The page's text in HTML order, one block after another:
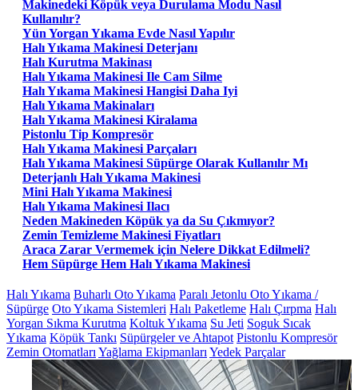
Makinedeki Köpük veya Durulama Modu Nasıl
Kullanılır?
Yün Yorgan Yıkama Evde Nasıl Yapılır
Halı Yıkama Makinesi Deterjanı
Halı Kurutma Makinası
Halı Yıkama Makinesi Ile Cam Silme
Halı Yıkama Makinesi Hangisi Daha Iyi
Halı Yıkama Makinaları
Halı Yıkama Makinesi Kiralama
Pistonlu Tip Kompresör
Halı Yıkama Makinesi Parçaları
Halı Yıkama Makinesi Süpürge Olarak Kullanılır Mı
Deterjanlı Halı Yıkama Makinesi
Mini Halı Yıkama Makinesi
Halı Yıkama Makinesi Ilacı
Neden Makineden Köpük ya da Su Çıkmıyor?
Zemin Temizleme Makinesi Fiyatları
Araca Zarar Vermemek için Nelere Dikkat Edilmeli?
Hem Süpürge Hem Halı Yıkama Makinesi
Halı Yıkama Buharlı Oto Yıkama Paralı Jetonlu Oto Yıkama /
Süpürge Oto Yıkama Sistemleri Halı Paketleme Halı Çırpma Halı
Yorgan Sıkma Kurutma Koltuk Yıkama Su Jeti Soguk Sıcak
Yıkama Köpük Tankı Süpürgeler ve Ahtapot Pistonlu Kompresör
Zemin Otomatları Yağlama Ekipmanları Yedek Parçalar